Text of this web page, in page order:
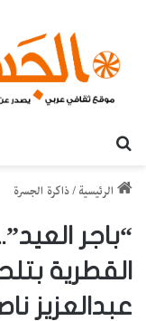
الرئيسية /ذاكرة الجسرة
“باجر
القطرية
عبدالعزيز